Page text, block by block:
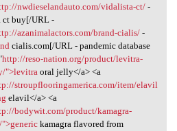
nwdieselandauto.com/vidalista-ct/-
ct buy[/URL -
azanimalactors.com/brand-cialis/-
cialis.com[/URL - pandemic database
http://reso-nation.org/product/levitra-
">levitraoral jelly</a> <a
stroupflooringamerica.com/item/elavil
elavil</a> <a
bodywit.com/product/kamagra-
kamagra flavored from